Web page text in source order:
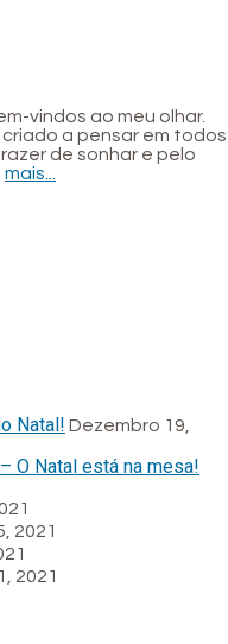
vindos ao meu olhar.
a pensar em todos
de sonhar e pelo
mais...
Natal! Dezembro 19,
O Natal está na mesa!
2021
2021